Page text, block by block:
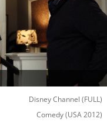
Disney Channel (FULL)
Comedy(USA 2012)